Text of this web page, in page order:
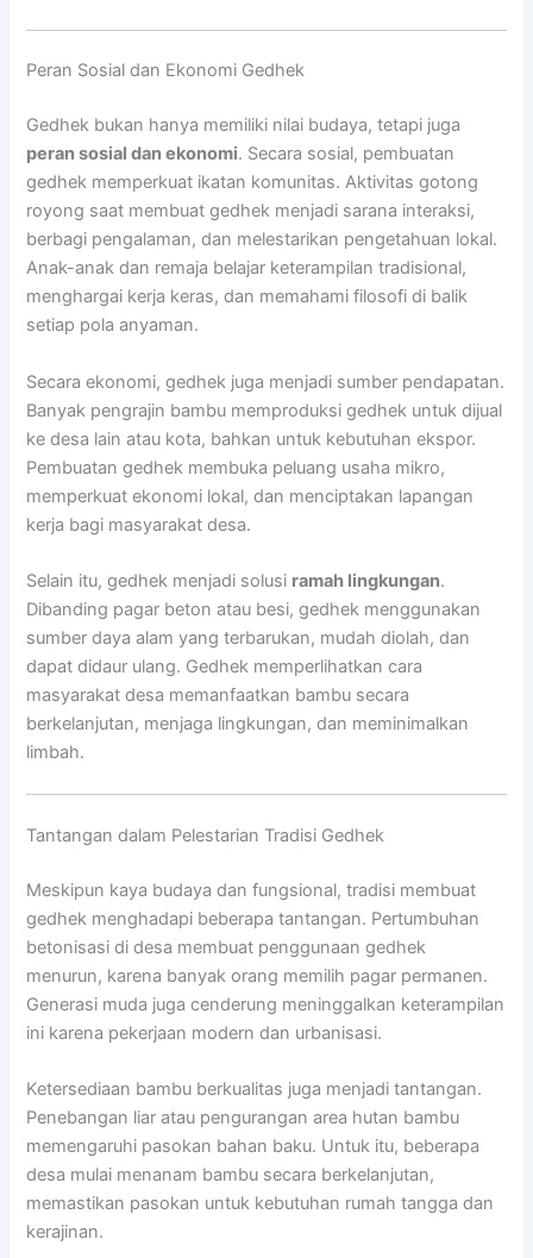
Peran Sosial dan Ekonomi Gedhek
Gedhek bukan hanya memiliki nilai budaya, tetapi juga
peran sosial dan ekonomi. Secara sosial, pembuatan
gedhek memperkuat ikatan komunitas. Aktivitas gotong
royong saat membuat gedhek menjadi sarana interaksi,
berbagi pengalaman, dan melestarikan pengetahuan lokal.
Anak-anak dan remaja belajar keterampilan tradisional,
menghargai kerja keras, dan memahami filosofi di balik
setiap pola anyaman.
Secara ekonomi, gedhek juga menjadi sumber pendapatan.
Banyak pengrajin bambu memproduksi gedhek untuk dijual
ke desa lain atau kota, bahkan untuk kebutuhan ekspor.
Pembuatan gedhek membuka peluang usaha mikro,
memperkuat ekonomi lokal, dan menciptakan lapangan
kerja bagi masyarakat desa.
Selain itu, gedhek menjadi solusi ramah lingkungan.
Dibanding pagar beton atau besi, gedhek menggunakan
sumber daya alam yang terbarukan, mudah diolah, dan
dapat didaur ulang. Gedhek memperlihatkan cara
masyarakat desa memanfaatkan bambu secara
berkelanjutan, menjaga lingkungan, dan meminimalkan
limbah.
Tantangan dalam Pelestarian Tradisi Gedhek
Meskipun kaya budaya dan fungsional, tradisi membuat
gedhek menghadapi beberapa tantangan. Pertumbuhan
betonisasi di desa membuat penggunaan gedhek
menurun, karena banyak orang memilih pagar permanen.
Generasi muda juga cenderung meninggalkan keterampilan
ini karena pekerjaan modern dan urbanisasi.
Ketersediaan bambu berkualitas juga menjadi tantangan.
Penebangan liar atau pengurangan area hutan bambu
memengaruhi pasokan bahan baku. Untuk itu, beberapa
desa mulai menanam bambu secara berkelanjutan,
memastikan pasokan untuk kebutuhan rumah tangga dan
kerajinan.